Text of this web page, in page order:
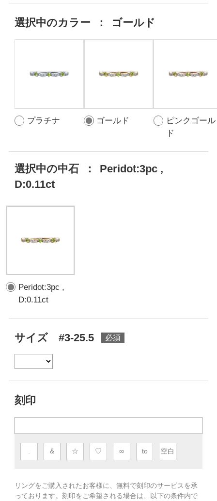
選択中のカラー ： ゴールド
プラチナ ゴールド
ピンクゴール
ド
選択中の中石 ：
Peridot:3pc ,
D:0.11ct
Peridot:3pc ,
D:0.11ct
サイズ #3-25.5
刻印
. & ☆ ♡ ∞ to 空白
リングをご購入されたお客様に、無料で刻印のサービスを承
っております。 刻印をご希望される場合は、以下の条件内で